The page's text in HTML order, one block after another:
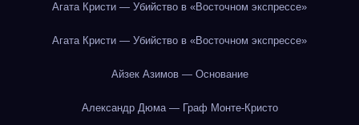
Агата Кристи — Убийство в «Восточном экспрессе»
Агата Кристи — Убийство в «Восточном экспрессе»
Айзек Азимов — Основание
Александр Дюма — Граф Монте-Кристо